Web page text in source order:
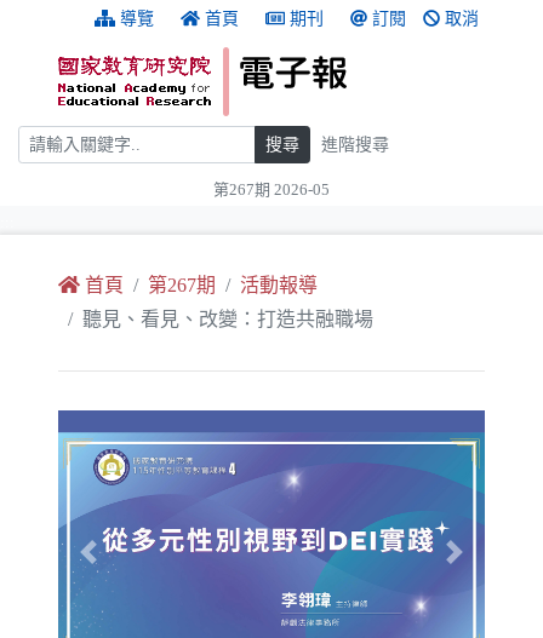
跳到主要內容 導覽 首頁 期刊 訂閱 取消
搜尋 搜尋 進階搜尋
第267期 2026-05
首頁 第267期
活動報導
聽見、看見、改變：打造共融職場
Previous Next